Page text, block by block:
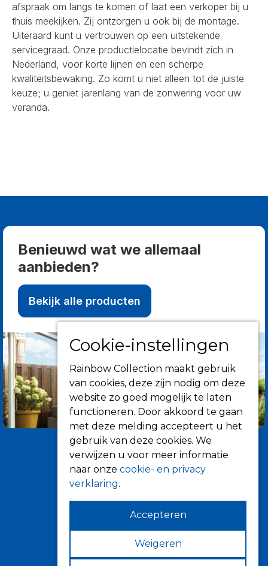
afspraak om langs te komen of laat een verkoper bij u
thuis meekijken. Zij ontzorgen u ook bij de montage.
Uiteraard kunt u vertrouwen op een uitstekende
servicegraad. Onze productielocatie bevindt zich in
Nederland, voor korte lijnen en een scherpe
kwaliteitsbewaking. Zo komt u niet alleen tot de juiste
keuze; u geniet jarenlang van de zonwering voor uw
veranda.
Benieuwd wat we allemaal
aanbieden?
Bekijk alle producten
Informatie
Over ons
Tips
Cookie-instellingen
Rainbow Collection maakt gebruik
van cookies, deze zijn nodig om deze
website zo goed mogelijk te laten
functioneren. Door akkoord te gaan
met deze melding accepteert u het
gebruik van deze cookies. We
verwijzen u voor meer informatie
naar onze cookie- en privacy
verklaring.
Accepteren
Weigeren